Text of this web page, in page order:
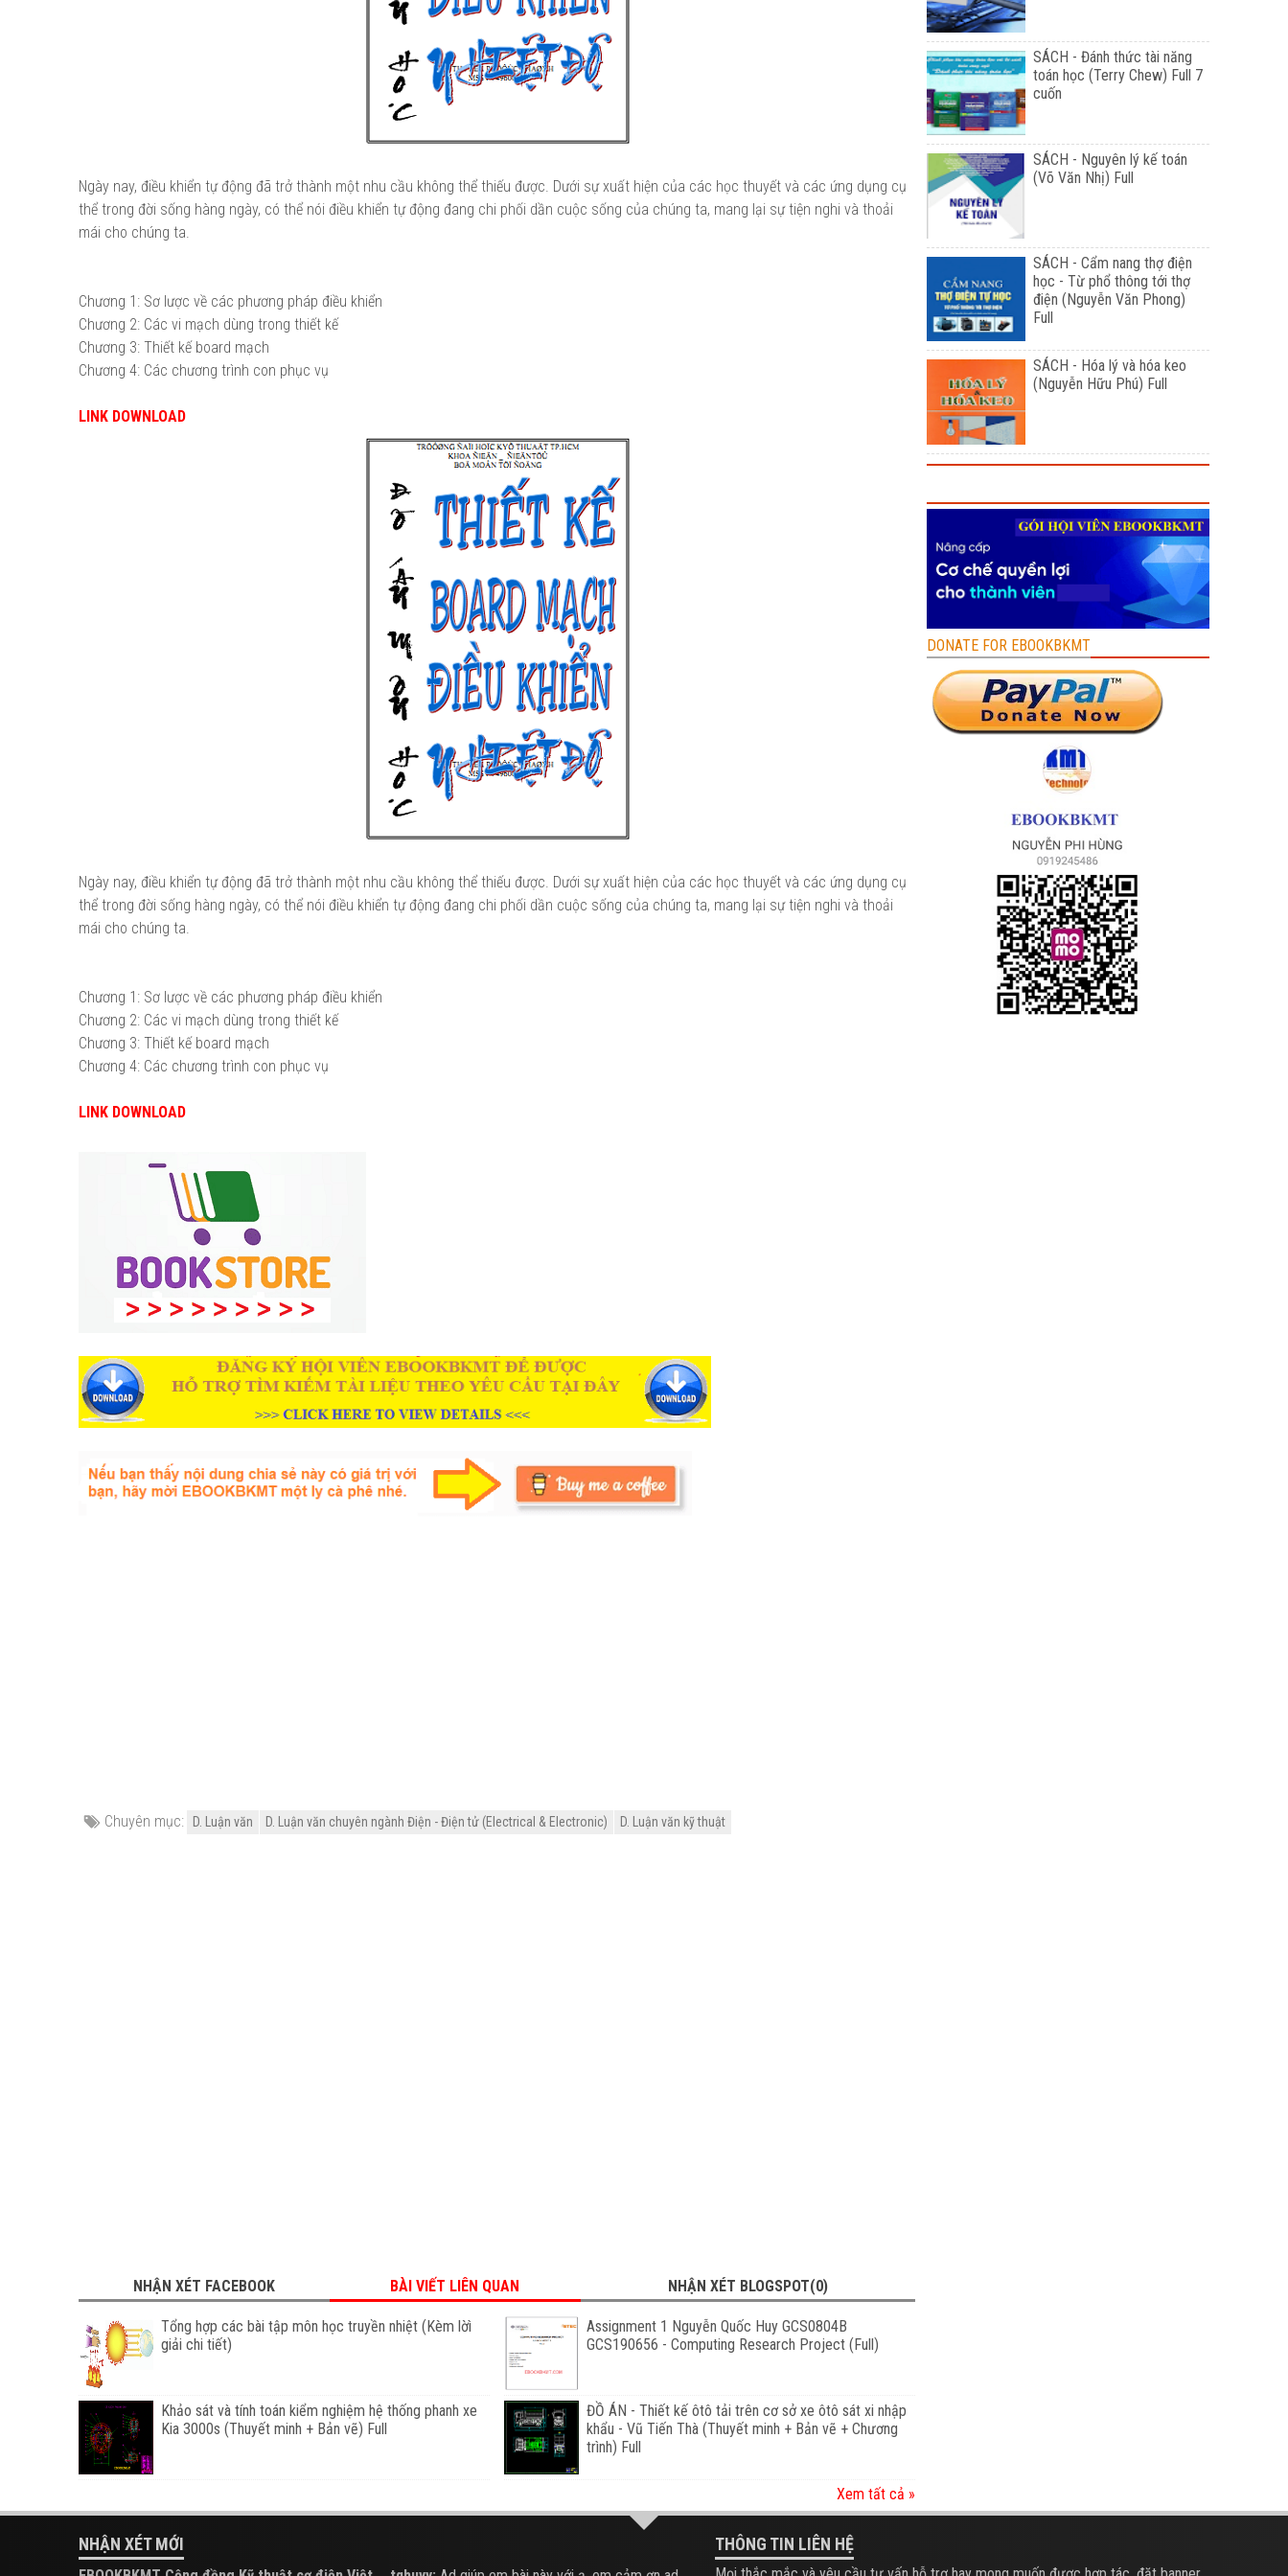
Ngày nay, điều khiển tự động đã trở thành một nhu cầu không thể thiếu được. Dưới sự xuất hiện của các học thuyết và các ứng dụng cụ
thể trong đời sống hàng ngày, có thể nói điều khiển tự động đang chi phối dần cuộc sống của chúng ta, mang lại sự tiện nghi và thoải
mái cho chúng ta.
Chương 1: Sơ lược về các phương pháp điều khiển
Chương 2: Các vi mạch dùng trong thiết kế
Chương 3: Thiết kế board mạch
Chương 4: Các chương trình con phục vụ
LINK DOWNLOAD
Ngày nay, điều khiển tự động đã trở thành một nhu cầu không thể thiếu được. Dưới sự xuất hiện của các học thuyết và các ứng dụng cụ
thể trong đời sống hàng ngày, có thể nói điều khiển tự động đang chi phối dần cuộc sống của chúng ta, mang lại sự tiện nghi và thoải
mái cho chúng ta.
Chương 1: Sơ lược về các phương pháp điều khiển
Chương 2: Các vi mạch dùng trong thiết kế
Chương 3: Thiết kế board mạch
Chương 4: Các chương trình con phục vụ
LINK DOWNLOAD
Chuyên mục: D. Luận văn D. Luận văn chuyên ngành Điện - Điện tử (Electrical & Electronic) D. Luận văn kỹ thuật
NHẬN XÉT FACEBOOK BÀI VIẾT LIÊN QUAN NHẬN XÉT BLOGSPOT(0)
Tổng hợp các bài tập môn học truyền nhiệt (Kèm lờì
giải chi tiết)
Assignment 1 Nguyễn Quốc Huy GCS0804B
GCS190656 - Computing Research Project (Full)
Khảo sát và tính toán kiểm nghiệm hệ thống phanh xe
Kia 3000s (Thuyết minh + Bản vẽ) Full
ĐỒ ÁN - Thiết kế ôtô tải trên cơ sở xe ôtô sát xi nhập
khẩu - Vũ Tiến Thà (Thuyết minh + Bản vẽ + Chương
trình) Full
Xem tất cả »
SÁCH - Đánh thức tài năng
toán học (Terry Chew) Full 7
cuốn
SÁCH - Nguyên lý kế toán
(Võ Văn Nhị) Full
SÁCH - Cẩm nang thợ điện
học - Từ phổ thông tới thợ
điện (Nguyễn Văn Phong)
Full
SÁCH - Hóa lý và hóa keo
(Nguyễn Hữu Phú) Full
DONATE FOR EBOOKBKMT
NHẬN XÉT MỚI THÔNG TIN LIÊN HỆ